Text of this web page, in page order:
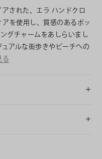
された、エラ ハンドクロ
を使用し、質感のあるポッ
グチャームをあしらいまし
アルな街歩きやビーチへの
る